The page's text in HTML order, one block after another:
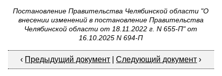
Постановление Правительства Челябинской области "О
внесении изменений в постановление Правительства
Челябинской области от 18.11.2022 г. N 655-П" от
16.10.2025 N 694-П
‹ Предыдущий документ |Следующий документ ›